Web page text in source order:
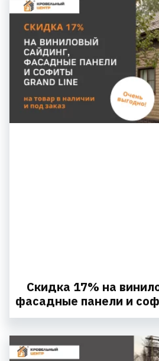
Скидка 17% на
фасадные панели и